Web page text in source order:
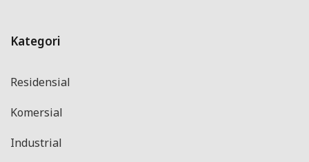
Kategori
Residensial
Komersial
Industrial